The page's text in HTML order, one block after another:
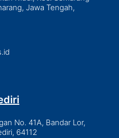
Jawa Tengah,
No. 41A, Bandar Lor,
64112